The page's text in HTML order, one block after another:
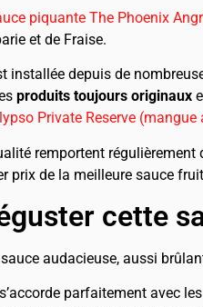
piquante The Phoenix
et de Fraise.
installée depuis de
produits toujours originaux
Private Reserve (mangue
remportent
prix de la meilleure sauce
cette
audacieuse, aussi
parfaitement avec